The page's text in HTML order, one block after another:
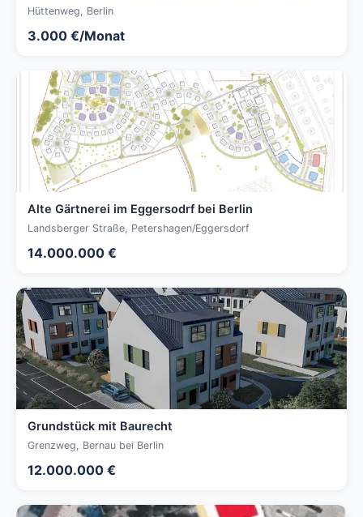
Hüttenweg, Berlin
3.000 €/Monat
Alte Gärtnerei im Eggersodrf bei Berlin
Landsberger Straße, Petershagen/Eggersdorf
14.000.000 €
Grundstück mit Baurecht
Grenzweg, Bernau bei Berlin
12.000.000 €